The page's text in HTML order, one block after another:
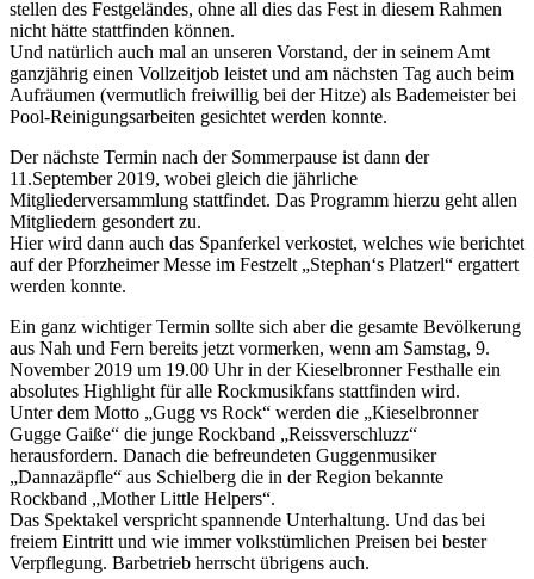
stellen des Festgeländes, ohne all dies das Fest in diesem Rahmen
nicht hätte stattfinden können.
Und natürlich auch mal an unseren Vorstand, der in seinem Amt
ganzjährig einen Vollzeitjob leistet und am nächsten Tag auch beim
Aufräumen (vermutlich freiwillig bei der Hitze) als Bademeister bei
Pool-Reinigungsarbeiten gesichtet werden konnte.
Der nächste Termin nach der Sommerpause ist dann der
11.September 2019, wobei gleich die jährliche
Mitgliederversammlung stattfindet. Das Programm hierzu geht allen
Mitgliedern gesondert zu.
Hier wird dann auch das Spanferkel verkostet, welches wie berichtet
auf der Pforzheimer Messe im Festzelt „Stephan‘s Platzerl“ ergattert
werden konnte.
Ein ganz wichtiger Termin sollte sich aber die gesamte Bevölkerung
aus Nah und Fern bereits jetzt vormerken, wenn am Samstag, 9.
November 2019 um 19.00 Uhr in der Kieselbronner Festhalle ein
absolutes Highlight für alle Rockmusikfans stattfinden wird.
Unter dem Motto „Gugg vs Rock“ werden die „Kieselbronner
Gugge Gaiße“ die junge Rockband „Reissverschluzz“
herausfordern. Danach die befreundeten Guggenmusiker
„Dannazäpfle“ aus Schielberg die in der Region bekannte
Rockband „Mother Little Helpers“.
Das Spektakel verspricht spannende Unterhaltung. Und das bei
freiem Eintritt und wie immer volkstümlichen Preisen bei bester
Verpflegung. Barbetrieb herrscht übrigens auch.